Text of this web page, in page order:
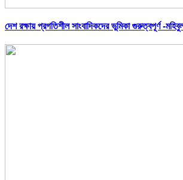
দেশ রক্ষায় প্রগতিশীল সাংবাদিকদের ভুমিকা গুরুত্বপূর্ণ -